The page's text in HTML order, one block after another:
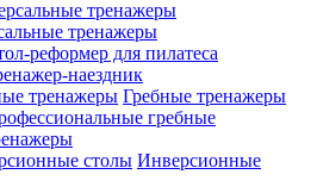
тренажеры
реформер для пилатеса
наездник
Гребные тренажеры
гребные
Инверсионные